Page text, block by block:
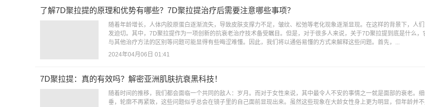
了解7D聚拉提的原理和优势有哪些？7D聚拉提治疗后需要注意哪些事项？
随着年龄增长，人体内胶原蛋白逐渐流失，导致皮肤支撑力不足，皱纹、松弛等老化现象逐渐显现。在这样的背景下，人
发迫切。其中，7D聚拉提作为一项创新的抗衰老治疗技术备受瞩目。但是，对于很多人来说，关于7D聚拉提到底是什么，
与其他治疗方法的区别等问题可能显得有些晦涩难懂。因此，我们将以通俗易懂的方式来解释这些问题。首先，...
2024年04月06日 01:41
7D聚拉提：真的有效吗？解密亚洲肌肤抗衰黑科技！
随着时间的推移，我们都会面临一个共同的敌人：岁月。而对于女性来说，其中最令人不安的事情之一就是面部的衰老。
垂，轮廓不再紧致，这些问题似乎总会在镜子里的自己面前显现出来。虽然这些现象在大龄女性身上更为明显，但年龄并